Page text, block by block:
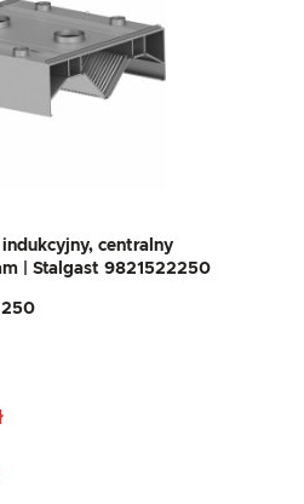
centralny
| Stalgast 9821522250